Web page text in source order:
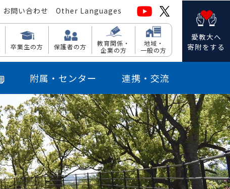
お問い合わせ Other Languages
卒業生の方 保護者の方
教育関係・
企業の方
地域・
一般の方
愛教大へ
寄附をする
附属・センター 連携・交流